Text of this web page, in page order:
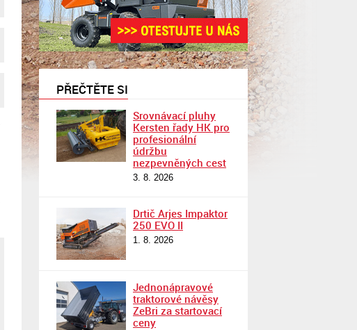
PŘEČTĚTE SI
Srovnávací pluhy
Kersten řady HK pro
profesionální
údržbu
nezpevněných cest
3. 8. 2026
Drtič Arjes Impaktor
250 EVO II
1. 8. 2026
Jednonápravové
traktorové návěsy
ZeBri za startovací
ceny